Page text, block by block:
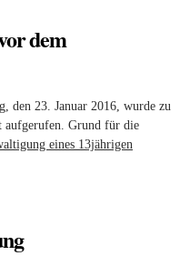
dem
den 23. Januar 2016, wurde zu
aufgerufen. Grund für die
eines 13jährigen